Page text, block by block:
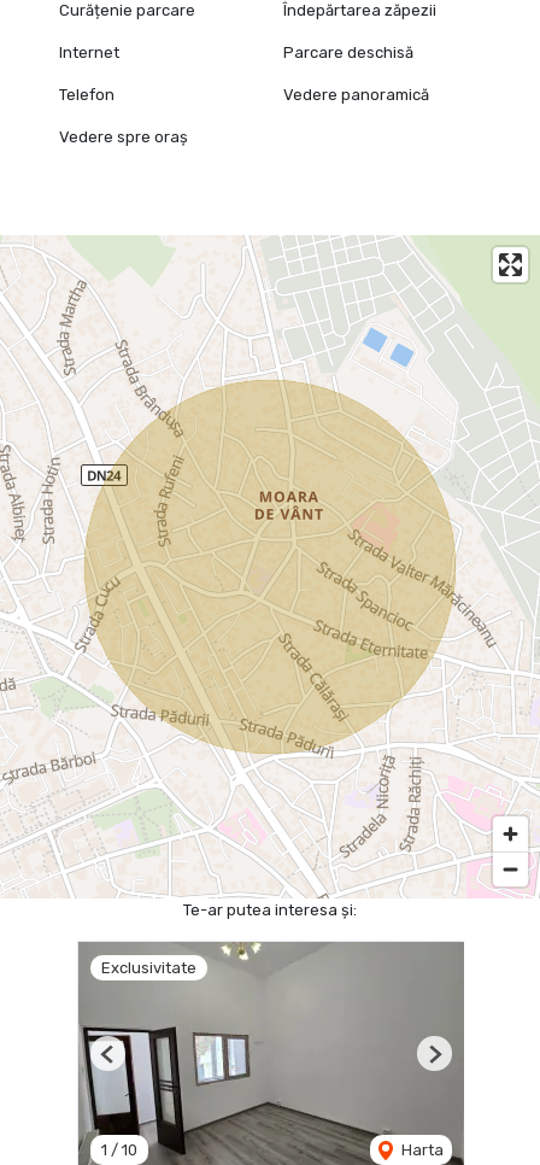
Curățenie parcare Îndepărtarea zăpezii
Internet Parcare deschisă
Telefon Vedere panoramică
Vedere spre oraș
Te-ar putea interesa și:
Exclusivitate
1 / 10 Harta
Previous Next